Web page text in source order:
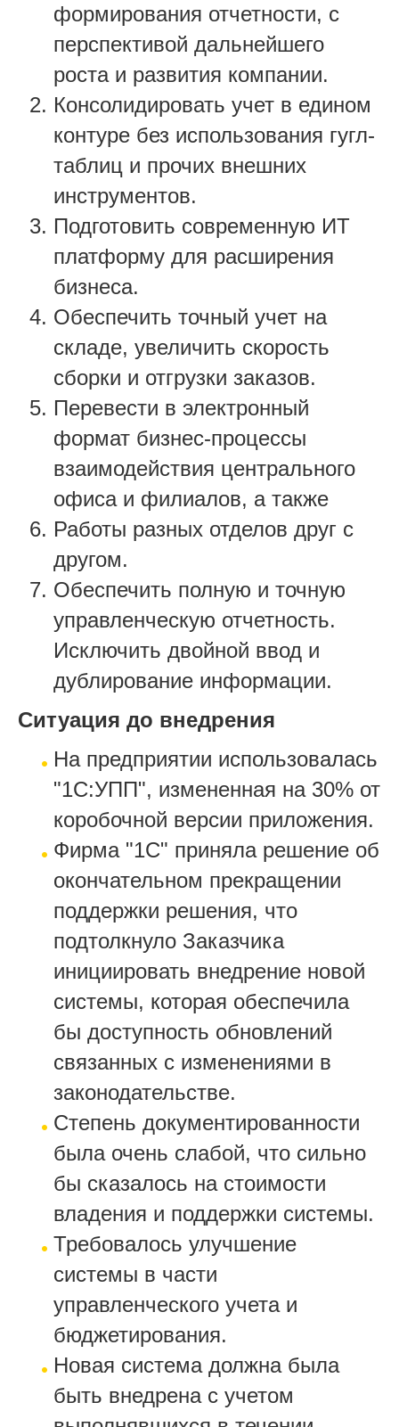
формирования отчетности, с
перспективой дальнейшего
роста и развития компании.
Консолидировать учет в едином
контуре без использования гугл-
таблиц и прочих внешних
инструментов.
Подготовить современную ИТ
платформу для расширения
бизнеса.
Обеспечить точный учет на
складе, увеличить скорость
сборки и отгрузки заказов.
Перевести в электронный
формат бизнес-процессы
взаимодействия центрального
офиса и филиалов, а также
Работы разных отделов друг с
другом.
Обеспечить полную и точную
управленческую отчетность.
Исключить двойной ввод и
дублирование информации.
Ситуация до внедрения
На предприятии использовалась
"1С:УПП", измененная на 30% от
коробочной версии приложения.
Фирма "1С" приняла решение об
окончательном прекращении
поддержки решения, что
подтолкнуло Заказчика
инициировать внедрение новой
системы, которая обеспечила
бы доступность обновлений
связанных с изменениями в
законодательстве.
Степень документированности
была очень слабой, что сильно
бы сказалось на стоимости
владения и поддержки системы.
Требовалось улучшение
системы в части
управленческого учета и
бюджетирования.
Новая система должна была
быть внедрена с учетом